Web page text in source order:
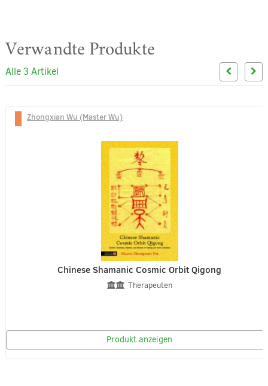
Verwandte Produkte
Alle 3 Artikel
Zhongxian Wu (Master Wu)
Chinese Shamanic Cosmic Orbit Qigong
Therapeuten
Produkt anzeigen